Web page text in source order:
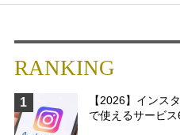
RANKING
1
【2026】インス
で使えるサービ